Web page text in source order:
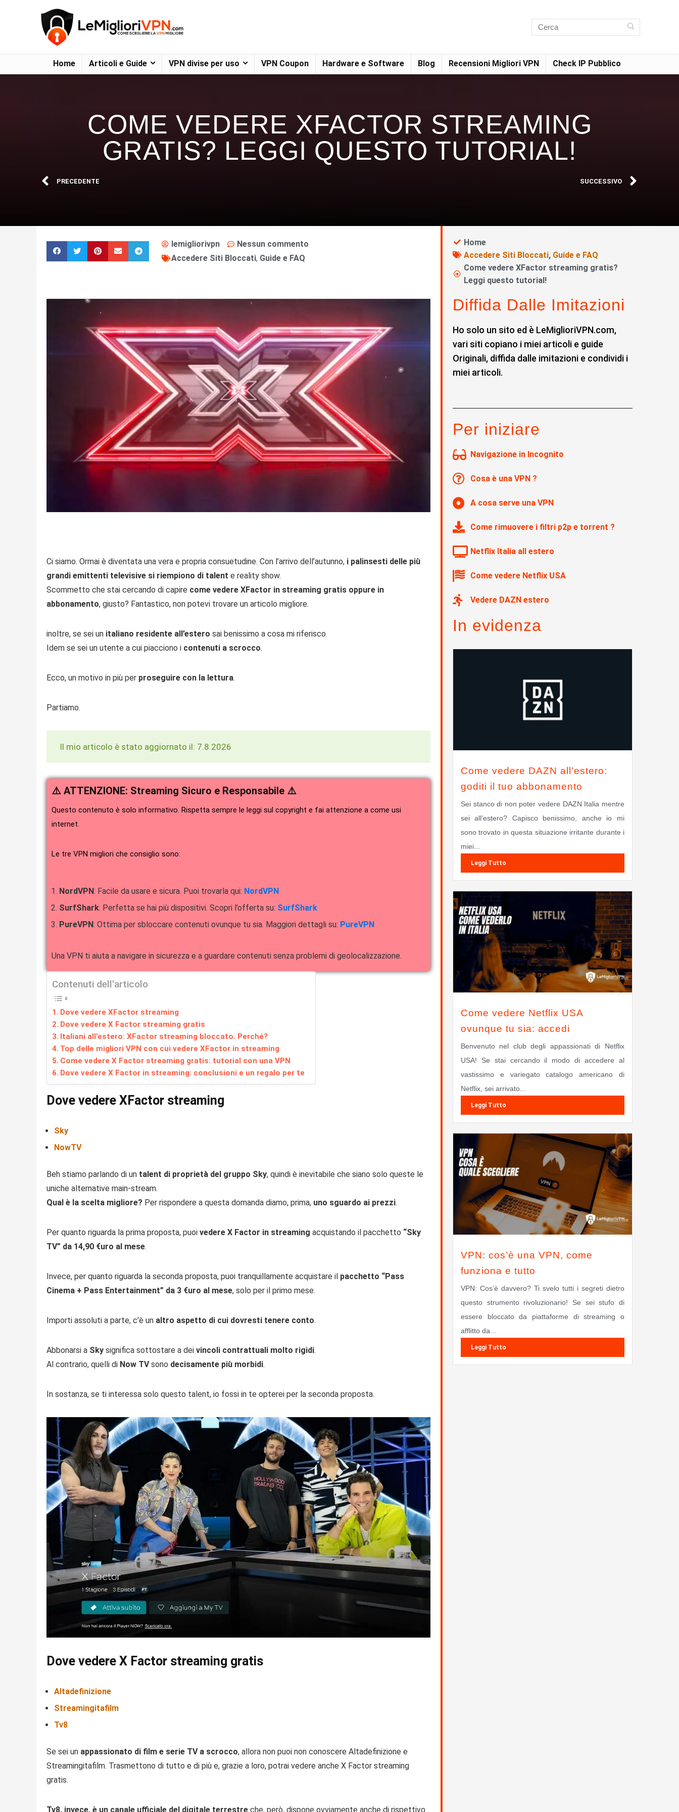
Home Articoli e Guide VPN divise per uso VPN Coupon Hardware e Software Blog Recensioni Migliori VPN Check IP Pubblico
COME VEDERE XFACTOR STREAMING
GRATIS? LEGGI QUESTO TUTORIAL!
PRECEDENTE SUCCESSIVO
lemigliorivpn
Nessun commento
Accedere Siti Bloccati, Guide e FAQ
Ci siamo. Ormai è diventata una vera e propria consuetudine. Con l’arrivo dell’autunno, i palinsesti delle più
grandi emittenti televisive si riempiono di talent e reality show.
Scommetto che stai cercando di capire come vedere XFactor in streaming gratis oppure in
abbonamento, giusto? Fantastico, non potevi trovare un articolo migliore.
inoltre, se sei un italiano residente all’estero sai benissimo a cosa mi riferisco.
Idem se sei un utente a cui piacciono i contenuti a scrocco.
Ecco, un motivo in più per proseguire con la lettura.
Partiamo.
Il mio articolo è stato aggiornato il: 7.8.2026
⚠️ ATTENZIONE: Streaming Sicuro e Responsabile ⚠️
Questo contenuto è solo informativo. Rispetta sempre le leggi sul copyright e fai attenzione a come usi
internet.
Le tre VPN migliori che consiglio sono:
NordVPN: Facile da usare e sicura. Puoi trovarla qui: NordVPN
SurfShark: Perfetta se hai più dispositivi. Scopri l’offerta su: SurfShark
PureVPN: Ottima per sbloccare contenuti ovunque tu sia. Maggiori dettagli su: PureVPN
Una VPN ti aiuta a navigare in sicurezza e a guardare contenuti senza problemi di geolocalizzazione.
Contenuti dell'articolo
Dove vedere XFactor streaming
Dove vedere X Factor streaming gratis
Italiani all’estero: XFactor streaming bloccato. Perché?
Top delle migliori VPN con cui vedere XFactor in streaming
Come vedere X Factor streaming gratis: tutorial con una VPN
Dove vedere X Factor in streaming: conclusioni e un regalo per te
Dove vedere XFactor streaming
Sky
NowTV
Beh stiamo parlando di un talent di proprietà del gruppo Sky, quindi è inevitabile che siano solo queste le
uniche alternative main-stream.
Qual è la scelta migliore? Per rispondere a questa domanda diamo, prima, uno sguardo ai prezzi.
Per quanto riguarda la prima proposta, puoi vedere X Factor in streaming acquistando il pacchetto “Sky
TV” da 14,90 €uro al mese.
Invece, per quanto riguarda la seconda proposta, puoi tranquillamente acquistare il pacchetto “Pass
Cinema + Pass Entertainment” da 3 €uro al mese, solo per il primo mese.
Importi assoluti a parte, c’è un altro aspetto di cui dovresti tenere conto.
Abbonarsi a Sky significa sottostare a dei vincoli contrattuali molto rigidi.
Al contrario, quelli di Now TVsono decisamente più morbidi.
In sostanza, se ti interessa solo questo talent, io fossi in te opterei per la seconda proposta.
Dove vedere X Factor streaming gratis
Altadefinizione
Streamingitafilm
Tv8
Se sei un appassionato di film e serie TV a scrocco, allora non puoi non conoscere Altadefinizione e
Streamingitafilm. Trasmettono di tutto e di più e, grazie a loro, potrai vedere anche X Factor streaming
gratis.
Tv8, invece, è un canale ufficiale del digitale terrestre che, però, dispone ovviamente anche di rispettivo
Home
Accedere Siti Bloccati, Guide e FAQ
Come vedere XFactor streaming gratis?
Leggi questo tutorial!
Diffida Dalle Imitazioni
Ho solo un sito ed è LeMiglioriVPN.com,
vari siti copiano i miei articoli e guide
Originali, diffida dalle imitazioni e condividi i
miei articoli.
Per iniziare
Navigazione in Incognito
Cosa è una VPN ?
A cosa serve una VPN
Come rimuovere i filtri p2p e torrent ?
Netflix Italia all estero
Come vedere Netflix USA
Vedere DAZN estero
In evidenza
Come vedere DAZN all’estero:
goditi il tuo abbonamento
Sei stanco di non poter vedere DAZN Italia mentre
sei all’estero? Capisco benissimo, anche io mi
sono trovato in questa situazione irritante durante i
miei...
Leggi Tutto
Come vedere Netflix USA
ovunque tu sia: accedi
Benvenuto nel club degli appassionati di Netflix
USA! Se stai cercando il modo di accedere al
vastissimo e variegato catalogo americano di
Netflix, sei arrivato...
Leggi Tutto
VPN: cos’è una VPN, come
funziona e tutto
VPN: Cos’è davvero? Ti svelo tutti i segreti dietro
questo strumento rivoluzionario! Se sei stufo di
essere bloccato da piattaforme di streaming o
afflitto da...
Leggi Tutto